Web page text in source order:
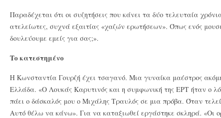
Παραδέχεται ότι οι συζητήσεις που κάνει τα δύο τελευταία
ατελείωτες, συχνά εξαιτίας «χαζών ερωτήσεων». Όπως ενός
δουλεύουμε εμείς για σας;».
Το κατεστημένο
Η Κωνσταντία Γουρζή έχει τσαγανό. Μια γυναίκα μαέστρος
Ελλάδα. «Ο Λουκάς Καρυτινός και η συμφωνική της ΕΡΤ ήταν ο
πάει ο δάσκαλός μου ο Μιχάλης Τραυλός σε μια πρόβα. Όταν
Αυτό θέλω να κάνω». Για να καταξιωθεί εργάστηκε σκληρά. «Οι